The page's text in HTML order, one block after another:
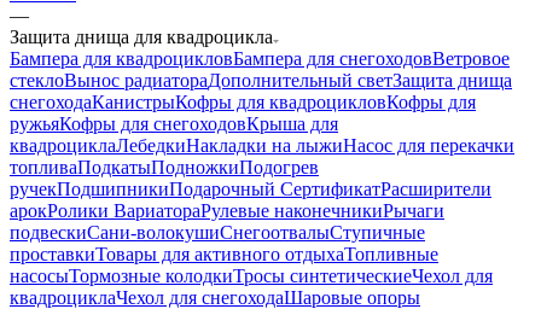
—
Защита днища для квадроцикла
Бампера для квадроцикловБампера для снегоходовВетровое
стеклоВынос радиатораДополнительный светЗащита днища
снегоходаКанистрыКофры для квадроцикловКофры для
ружьяКофры для снегоходовКрыша для
квадроциклаЛебедкиНакладки на лыжиНасос для перекачки
топливаПодкатыПодножкиПодогрев
ручекПодшипникиПодарочный СертификатРасширители
арокРолики ВариатораРулевые наконечникиРычаги
подвескиСани-волокушиСнегоотвалыСтупичные
проставкиТовары для активного отдыхаТопливные
насосыТормозные колодкиТросы синтетическиеЧехол для
квадроциклаЧехол для снегоходаШаровые опоры